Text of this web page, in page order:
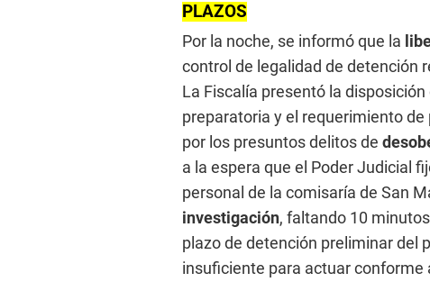
PLAZOS
Por la noche, se informó que la
control de legalidad de detención
La Fiscalía presentó la
preparatoria y el requerimiento
por los presuntos delitos de
a la espera que el Poder Judicial
personal de la comisaría de San
investigación, faltando 10
plazo de detención preliminar del
insuficiente para actuar conforme